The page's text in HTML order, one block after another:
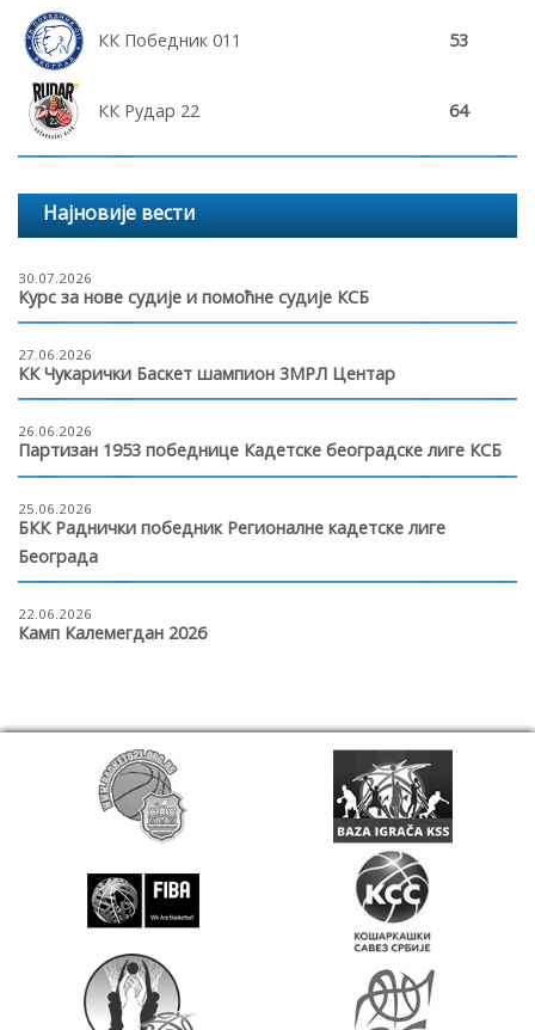
КК Победник 011 53
КК Рудар 22 64
Најновије вести
30.07.2026
Курс за нове судије и помоћне судије КСБ
27.06.2026
КК Чукарички Баскет шампион 3МРЛ Центар
26.06.2026
Партизан 1953 победнице Кадетске београдске лиге КСБ
25.06.2026
БКК Раднички победник Регионалне кадетске лиге
Београда
22.06.2026
Камп Калемегдан 2026